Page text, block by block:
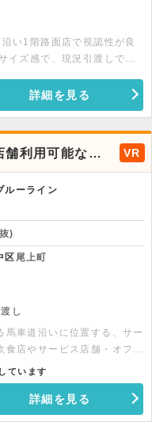
い1階路面店で視認性が良
イズ感で、現況引渡しで
詳細を見る
舗利用可能な物
VR
ルーライン
)
区 尾上町
し
馬車道沿いに位置する、サー
食店やサービス店舗・オフィ
気あるエリアとなっておりま
広いターゲット層を見込むこ
、サービス店舗の出店に適し
にお問い合わせください。
ています
詳細を見る